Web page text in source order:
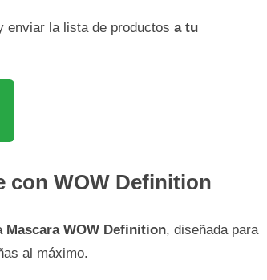
enviar la lista de productos a tu
con WOW Definition
Mascara WOW Definition, diseñada para
al máximo.